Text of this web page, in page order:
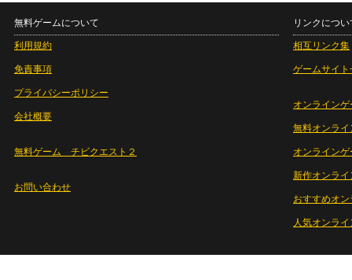
無料ゲームについて
利用規約
免責事項
プライバシーポリシー
会社概要
無料ゲーム チビクエスト２
お問い合わせ
リンクについ
相互リンク集
ゲームサイト
オンラインゲ
無料オンライ
オンライン
新作オンライ
おすすめオ
人気オンラ